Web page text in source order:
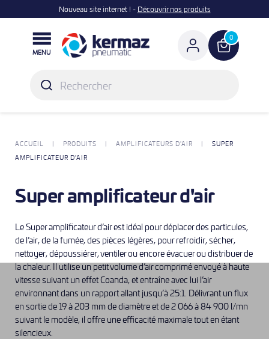
Nouveau site internet ! - Découvrir nos produits

MENU
0
ACCUEIL PRODUITS AMPLIFICATEURS D'AIR
SUPER
AMPLIFICATEUR D'AIR
Super amplificateur d'air
Le Super amplificateur d’air est idéal pour déplacer des particules,
de l’air, de la fumée, des pièces légères, pour refroidir, sécher,
nettoyer, dépoussiérer, ventiler ou encore évacuer ou distribuer de
la chaleur. Il utilise un petit volume d’air comprimé envoyé à haute
vitesse suivant un effet Coanda, et entraîne avec lui l’air
environnant dans un rapport allant jusqu’à 25:1. Délivrant un flux
en sortie de 19 à 203 mm de diamètre et de 2 066 à 84 900 l/mn
suivant le modèle, il offre une efficacité maximale tout en étant
silencieux.